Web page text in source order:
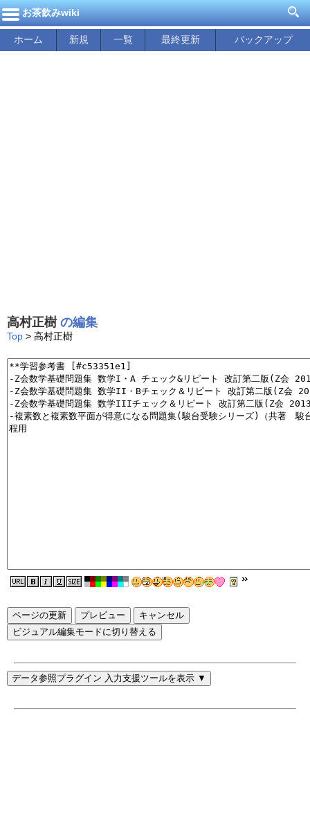
お茶飲みwiki
ホーム 新規 一覧 最終更新 バックアップ
高村正樹の編集
Top > 高村正樹
ページの更新
ビジュアル編集モードに切り替える
データ参照プラグイン 入力支援ツールを表示 ▼